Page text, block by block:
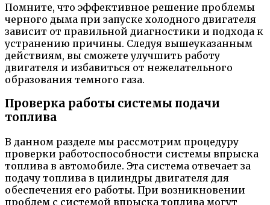
Помните, что эффективное решение проблемы
черного дыма при запуске холодного двигателя
зависит от правильной диагностики и подхода к
устранению причины. Следуя вышеуказанным
действиям, вы сможете улучшить работу
двигателя и избавиться от нежелательного
образования темного газа.
Проверка работы системы подачи
топлива
В данном разделе мы рассмотрим процедуру
проверки работоспособности системы впрыска
топлива в автомобиле. Эта система отвечает за
подачу топлива в цилиндры двигателя для
обеспечения его работы. При возникновении
проблем с системой впрыска топлива могут